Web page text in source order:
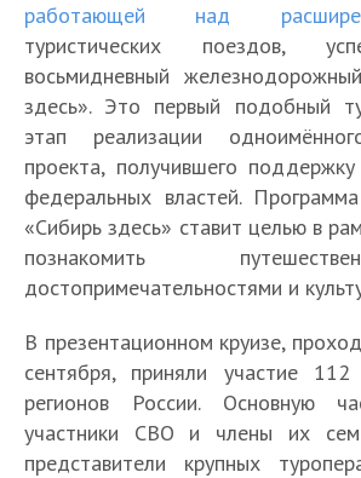
работающей над
туристических поездов,
восьмидневный
здесь». Это первый подобный
этап реализации
проекта, получившего
федеральных властей.
«Сибирь здесь» ставит целью в
познакомить
достопримечательностями и
В презентационном круизе,
сентября, приняли участие
регионов России. Основную
участники СВО и члены их
представители крупных